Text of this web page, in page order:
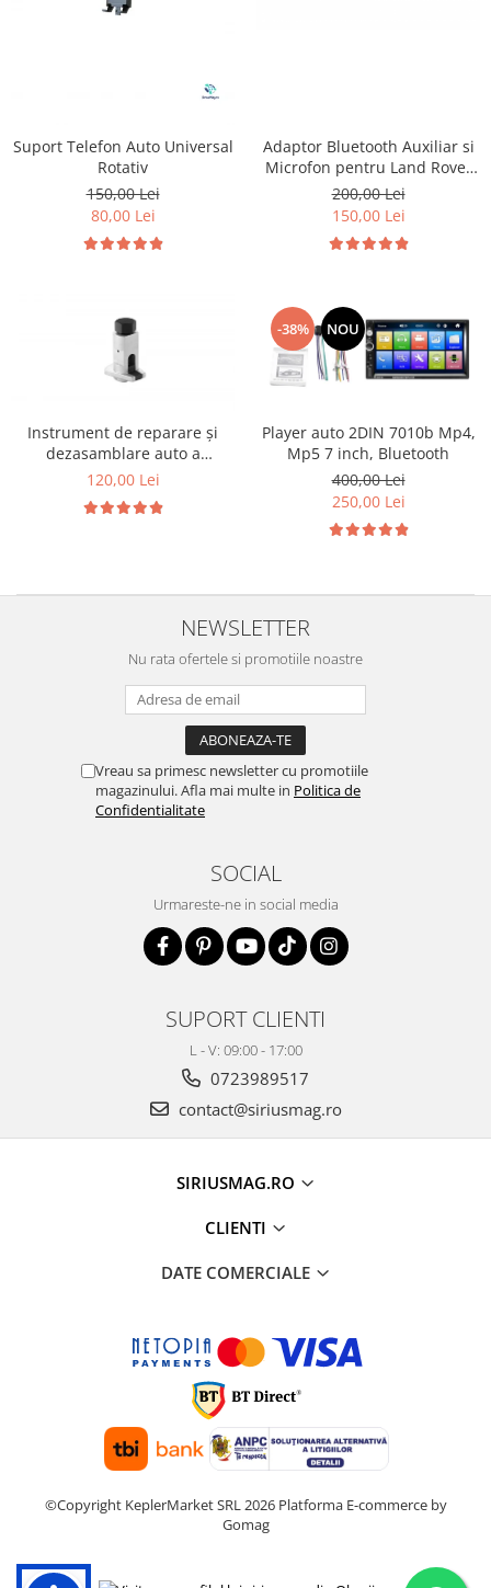
Suport Telefon Auto Universal
Rotativ
150,00 Lei
80,00 Lei
Adaptor Bluetooth Auxiliar si
Microfon pentru Land Rover
Discovery Jaguar Volvo
200,00 Lei
150,00 Lei
Instrument de reparare și
dezasamblare auto a
distribuitorului de unghi de
120,00 Lei
-38% NOU
Player auto 2DIN 7010b Mp4,
Mp5 7 inch, Bluetooth
400,00 Lei
250,00 Lei
NEWSLETTER
Nu rata ofertele si promotiile noastre
Vreau sa primesc newsletter cu promotiile
magazinului. Afla mai multe in Politica de
Confidentialitate
SOCIAL
Urmareste-ne in social media
SUPORT CLIENTI
L - V: 09:00 - 17:00
0723989517
contact@siriusmag.ro
SIRIUSMAG.RO
CLIENTI
DATE COMERCIALE
©Copyright KeplerMarket SRL 2026 Platforma E-commerce by
Gomag